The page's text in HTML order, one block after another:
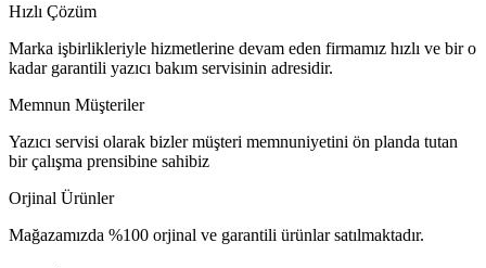
Hızlı Çözüm
Marka işbirlikleriyle hizmetlerine devam eden firmamız hızlı ve bir o
kadar garantili yazıcı bakım servisinin adresidir.
Memnun Müşteriler
Yazıcı servisi olarak bizler müşteri memnuniyetini ön planda tutan
bir çalışma prensibine sahibiz
Orjinal Ürünler
Mağazamızda %100 orjinal ve garantili ürünlar satılmaktadır.